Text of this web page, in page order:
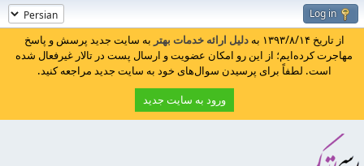
Log in
از تاریخ ۱۳۹۳/۸/۱۴ به دلیل ارائه خدمات بهتر به سایت جدید پرسش و پاسخ
مهاجرت کرده‌ایم؛ از این رو امکان عضویت و ارسال پست در تالار غیرفعال شده
است. لطفاً برای پرسیدن سوال‌های خود به سایت جدید مراجعه کنید.
ورود به سایت جدید